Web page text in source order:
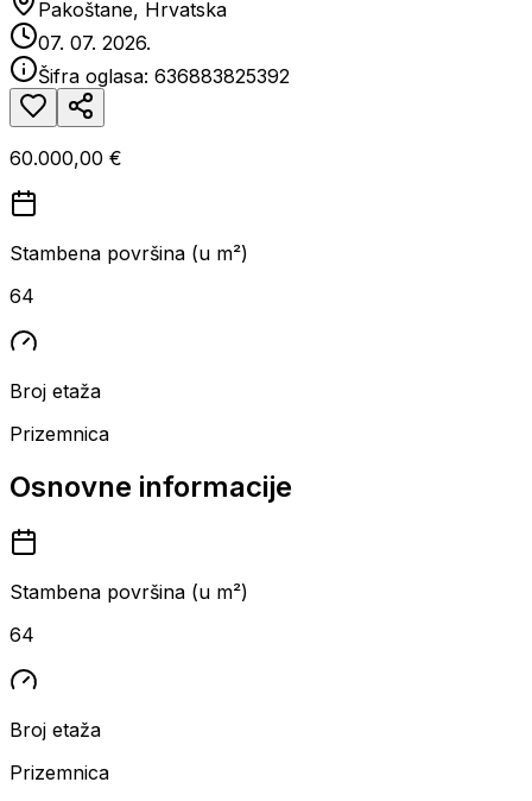
Pakoštane, Hrvatska
07. 07. 2026.
Šifra oglasa: 636883825392
60.000,00 €
Stambena površina (u m²)
64
Broj etaža
Prizemnica
Osnovne informacije
Stambena površina (u m²)
64
Broj etaža
Prizemnica